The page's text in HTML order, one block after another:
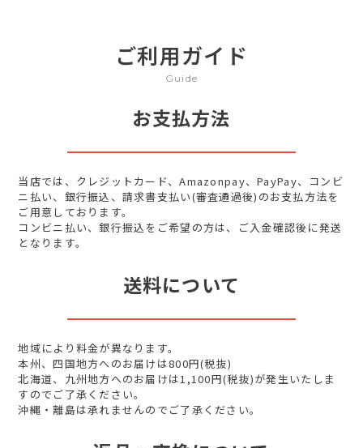
ご利用ガイド
Guide
お支払方法
当店では、クレジットカード、Amazonpay、PayPay、コンビ
ニ払い、銀行振込、請求書支払い(審査通過後)のお支払方法を
ご用意しております。
コンビニ払い、銀行振込をご希望の方は、ご入金確認後に発送
となります。
送料について
地域により料金が異なります。
本州、四国地方へのお届けは800円(税抜)
北海道、九州地方へのお届けは1,100円(税抜)が発生いたしま
すのでご了承ください。
沖縄・離島は承れませんのでご了承ください。